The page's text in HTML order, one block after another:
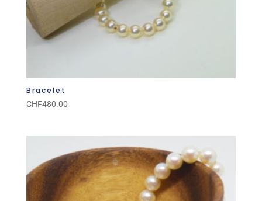
Bracelet
CHF480.00